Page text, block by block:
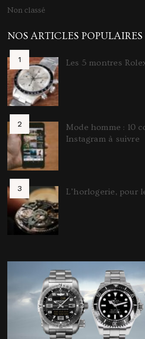
Non classé
NOS ARTICLES POPULAIRES
Les 5 montres
Mode homme : 10
Instagram à suivre
L’horlogerie, pour